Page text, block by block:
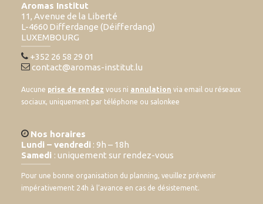
Aromas Institut
11, Avenue de la Liberté
L-4660 Differdange (Déifferdang)
LUXEMBOURG
+352 26 58 29 01
contact@aromas-institut.lu
Aucune prise de rendez vous ni annulation via email ou réseaux
sociaux, uniquement par téléphone ou salonkee
Nos horaires
Lundi – vendredi : 9h – 18h
Samedi : uniquement sur rendez-vous
Pour une bonne organisation du planning, veuillez prévenir
impérativement 24h à l’avance en cas de désistement.